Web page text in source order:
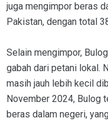
juga mengimpor beras
Pakistan, dengan total
Selain mengimpor,
gabah dari petani lokal.
masih jauh lebih kecil
November 2024, Bulog
beras dalam negeri,